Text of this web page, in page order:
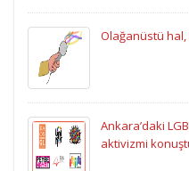
Olağanüstü hal,
Ankara’daki
aktivizmi